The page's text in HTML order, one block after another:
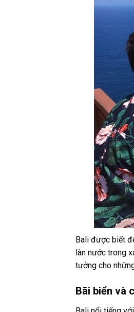
Bali được biết
làn nước trong
tưởng cho
Bãi biển và